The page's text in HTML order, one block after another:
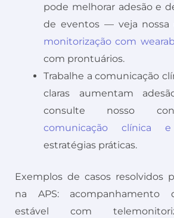
pode melhorar adesão e
de eventos — veja nossa
monitorização com
com prontuários.
Trabalhe a comunicação
claras aumentam
consulte nosso
comunicação clínica
estratégias práticas.
Exemplos de casos resolvidos
na APS: acompanhamento
estável com